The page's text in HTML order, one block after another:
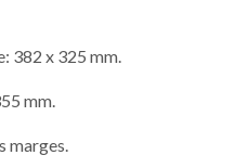
382 x 325 mm.
mm.
marges.